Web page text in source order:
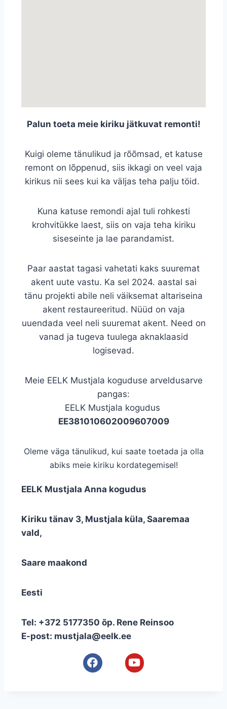
Palun toeta meie kiriku jätkuvat remonti!
Kuigi oleme tänulikud ja rõõmsad, et katuse
remont on lõppenud, siis ikkagi on veel vaja
kirikus nii sees kui ka väljas teha palju töid.
Kuna katuse remondi ajal tuli rohkesti
krohvitükke laest, siis on vaja teha kiriku
siseseinte ja lae parandamist.
Paar aastat tagasi vahetati kaks suuremat
akent uute vastu. Ka sel 2024. aastal sai
tänu projekti abile neli väiksemat altariseina
akent restaureeritud. Nüüd on vaja
uuendada veel neli suuremat akent. Need on
vanad ja tugeva tuulega aknaklaasid
logisevad.
Meie EELK Mustjala koguduse arveldusarve
pangas:
EELK Mustjala kogudus
EE381010602009607009
Oleme väga tänulikud, kui saate toetada ja olla
abiks meie kiriku kordategemisel!
EELK Mustjala Anna kogudus
Kiriku tänav 3, Mustjala küla, Saaremaa
vald,
Saare maakond
Eesti
Tel: +372 5177350 õp. Rene Reinsoo
E-post: mustjala@eelk.ee